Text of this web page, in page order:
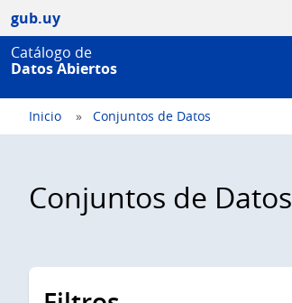
gub.uy
Catálogo de
Datos Abiertos
Inicio Conjuntos de Datos
Conjuntos de Datos